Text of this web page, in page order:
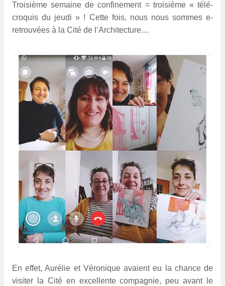
Troisième semaine de confinement = troisième « télé-
croquis du jeudi » ! Cette fois, nous nous sommes e-
retrouvées à la Cité de l’Architecture…
En effet, Aurélie et Véronique avaient eu la chance de
visiter la Cité en excellente compagnie, peu avant le